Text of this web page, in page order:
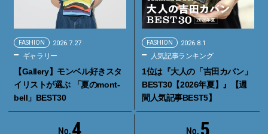
FASHION 2026.7.27
ギャラリー
【Gallery】モンベル好きスタ
イリストが選ぶ 「夏のmont-
bell」BEST30
FASHION 2026.8.1
人気記事ランキング
1位は『大人の「吉田カバン」
BEST30【2026年夏】』【週
間人気記事BEST5】